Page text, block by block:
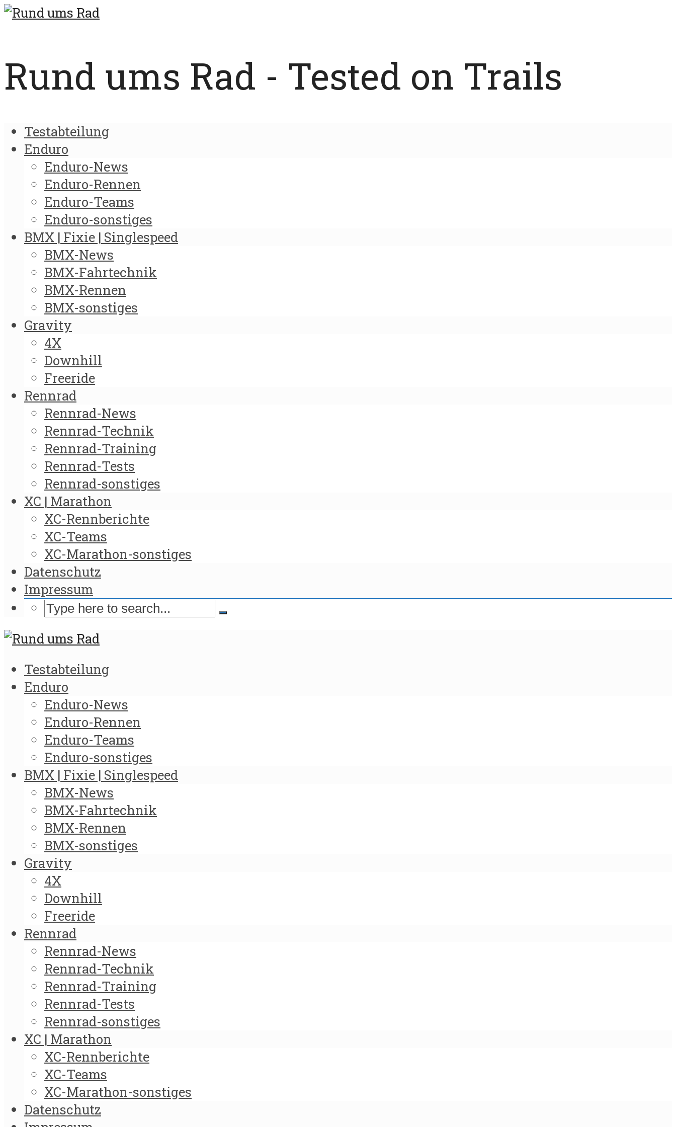
Rund ums Rad - Tested on Trails
Testabteilung
Enduro
Enduro-News
Enduro-Rennen
Enduro-Teams
Enduro-sonstiges
BMX | Fixie | Singlespeed
BMX-News
BMX-Fahrtechnik
BMX-Rennen
BMX-sonstiges
Gravity
4X
Downhill
Freeride
Rennrad
Rennrad-News
Rennrad-Technik
Rennrad-Training
Rennrad-Tests
Rennrad-sonstiges
XC | Marathon
XC-Rennberichte
XC-Teams
XC-Marathon-sonstiges
Datenschutz
Impressum
Testabteilung
Enduro
Enduro-News
Enduro-Rennen
Enduro-Teams
Enduro-sonstiges
BMX | Fixie | Singlespeed
BMX-News
BMX-Fahrtechnik
BMX-Rennen
BMX-sonstiges
Gravity
4X
Downhill
Freeride
Rennrad
Rennrad-News
Rennrad-Technik
Rennrad-Training
Rennrad-Tests
Rennrad-sonstiges
XC | Marathon
XC-Rennberichte
XC-Teams
XC-Marathon-sonstiges
Datenschutz